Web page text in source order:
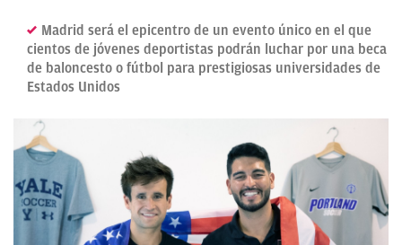
Madrid será el epicentro de un evento único en el que
cientos de jóvenes deportistas podrán luchar por una beca
de baloncesto o fútbol para prestigiosas universidades de
Estados Unidos